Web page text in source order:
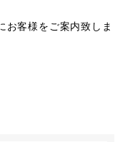
客様をご案内致しま